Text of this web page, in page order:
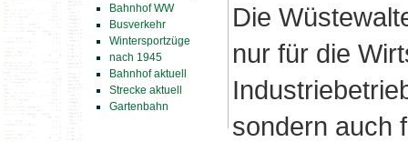
Bahnhof WW
Busverkehr
Wintersportzüge
nach 1945
Bahnhof aktuell
Strecke aktuell
Gartenbahn
Die
nur für die
sondern auch